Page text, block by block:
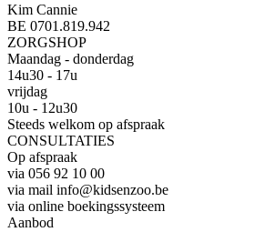
Kim Cannie
BE 0701.819.942
ZORGSHOP
Maandag - donderdag
14u30 - 17u
vrijdag
10u - 12u30
Steeds welkom op afspraak
CONSULTATIES
Op afspraak
via 056 92 10 00
via mail info@kidsenzoo.be
via online boekingssysteem
Aanbod